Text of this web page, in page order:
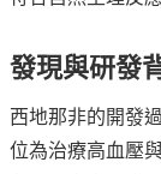
發現與研發
西地那非的開發
位為治療高血壓